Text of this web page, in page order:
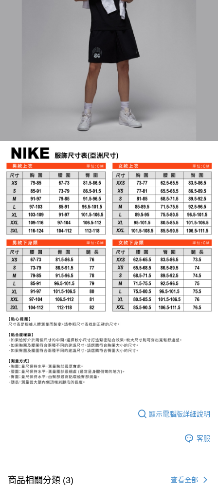
顯示電腦版詳細說明
客服
商品相關分類 (3) 查看全部